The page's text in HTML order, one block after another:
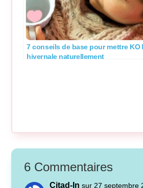
7 conseils de base pour mettre KO
hivernale naturellement
6 Commentaires
Citad-In sur 27 septembre